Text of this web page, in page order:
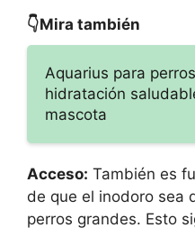
👇Mira también
Aquarius para
hidratación
mascota
Acceso: También es
de que el inodoro sea
perros grandes. Esto